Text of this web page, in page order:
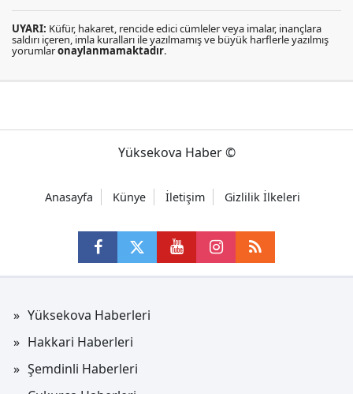
UYARI: Küfür, hakaret, rencide edici cümleler veya imalar, inançlara
saldırı içeren, imla kuralları ile yazılmamış ve büyük harflerle yazılmış
yorumlaronaylanmamaktadır.
Yüksekova Haber ©
Anasayfa Künye İletişim Gizlilik İlkeleri
Yüksekova Haberleri
Hakkari Haberleri
Şemdinli Haberleri